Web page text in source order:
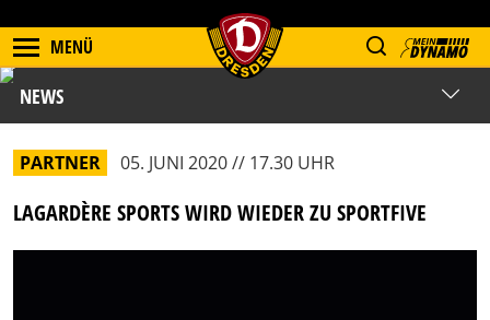
MENÜ
NEWS
PARTNER 05. JUNI 2020 // 17.30 UHR
LAGARDÈRE SPORTS WIRD WIEDER ZU SPORTFIVE